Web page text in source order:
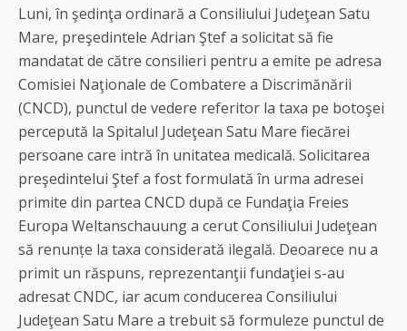
Luni, în şedinţa ordinară a Consiliului Judeţean Satu
Mare, preşedintele Adrian Ştef a solicitat să fie
mandatat de către consilieri pentru a emite pe adresa
Comisiei Naţionale de Combatere a Discrimănării
(CNCD), punctul de vedere referitor la taxa pe botoşei
percepută la Spitalul Judeţean Satu Mare fiecărei
persoane care intră în unitatea medicală. Solicitarea
preşedintelui Ştef a fost formulată în urma adresei
primite din partea CNCD după ce Fundaţia Freies
Europa Weltanschauung a cerut Consiliului Judeţean
să renunțe la taxa considerată ilegală. Deoarece nu a
primit un răspuns, reprezentanţii fundaţiei s-au
adresat CNDC, iar acum conducerea Consiliului
Judeţean Satu Mare a trebuit să formuleze punctul de